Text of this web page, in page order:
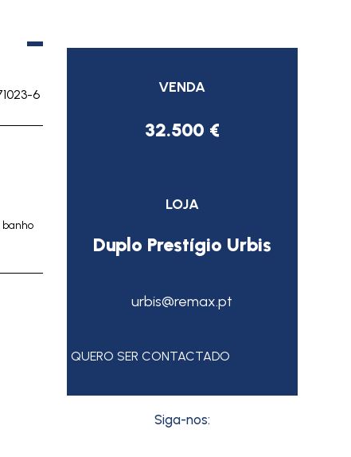
6
banho
VENDA
32.500 €
LOJA
Duplo Prestígio Urbis
urbis@remax.pt
QUERO SER CONTACTADO
Siga-nos: